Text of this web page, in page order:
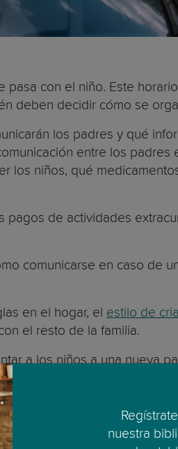
con el niño. Este
deben decidir cómo se
los padres y qué
entre los
los niños, qué
de actividades
comunicarse en caso de
en el hogar, el estilo de
el resto de la familia.
a los niños a una nueva
respecto al niño.
nuestra